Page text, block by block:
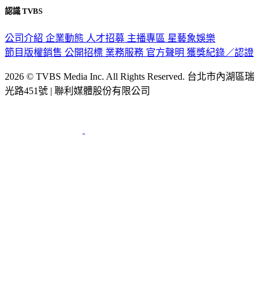
認識 TVBS
公司介紹 企業動態 人才招募 主播專區 星藝象娛樂
節目版權銷售 公開招標 業務服務 官方聲明 獲獎紀錄／認證
2026 © TVBS Media Inc. All Rights Reserved. 台北市內湖區瑞
光路451號 | 聯利媒體股份有限公司